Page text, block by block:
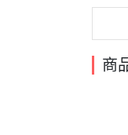
商